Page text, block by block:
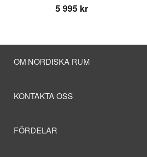
5 995 kr
OM NORDISKA RUM
KONTAKTA OSS
FÖRDELAR